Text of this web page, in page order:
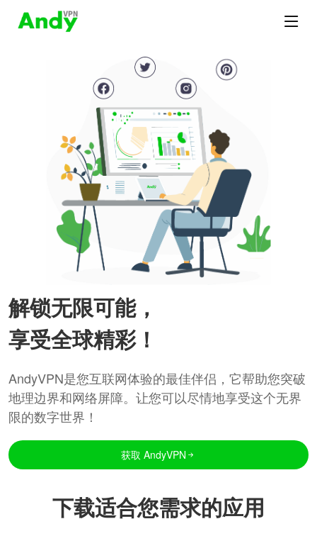
解锁无限可能，
享受全球精彩！
AndyVPN是您互联网体验的最佳伴侣，它帮助您突破
地理边界和网络屏障。让您可以尽情地享受这个无界
限的数字世界！
获取 AndyVPN
下载适合您需求的应用